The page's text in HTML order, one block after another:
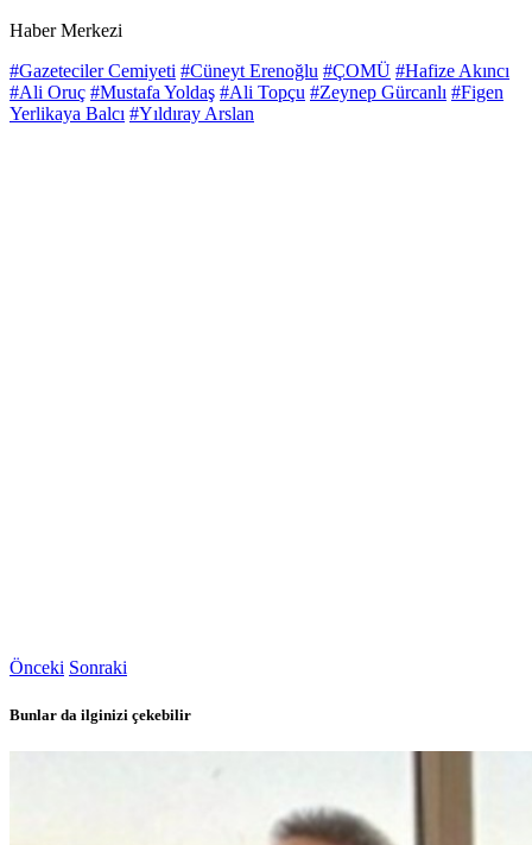
Haber Merkezi
#Gazeteciler Cemiyeti #Cüneyt Erenoğlu #ÇOMÜ #Hafize Akıncı
#Ali Oruç #Mustafa Yoldaş #Ali Topçu #Zeynep Gürcanlı #Figen
Yerlikaya Balcı #Yıldıray Arslan
Önceki Sonraki
Bunlar da ilginizi çekebilir